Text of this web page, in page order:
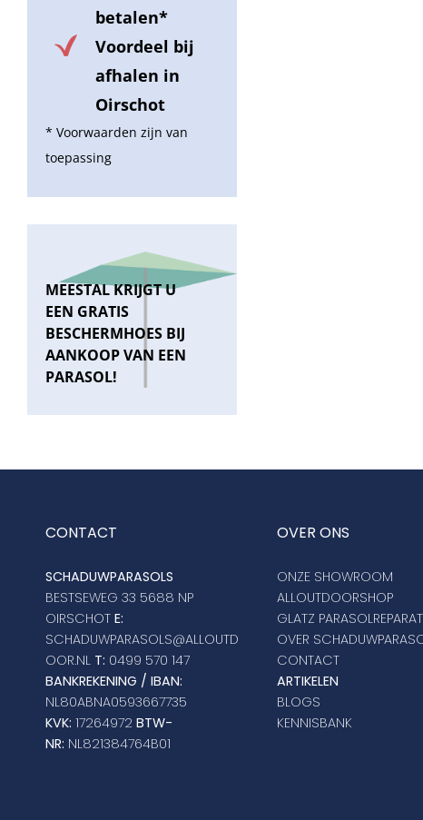
betalen*
Voordeel bij
afhalen in
Oirschot
* Voorwaarden zijn van
toepassing
MEESTAL KRIJGT U
EEN GRATIS
BESCHERMHOES BIJ
AANKOOP VAN EEN
PARASOL!
CONTACT
SCHADUWPARASOLS
BESTSEWEG 33 5688 NP
OIRSCHOT E:
SCHADUWPARASOLS@ALLOUTD
OOR.NL T: 0499 570 147
BANKREKENING / IBAN:
NL80ABNA0593667735
KVK: 17264972 BTW-
NR: NL821384764B01
OVER ONS
ONZE SHOWROOM
ALLOUTDOORSHOP
GLATZ
OVER
CONTACT
ARTIKELEN
BLOGS
KENNISBANK